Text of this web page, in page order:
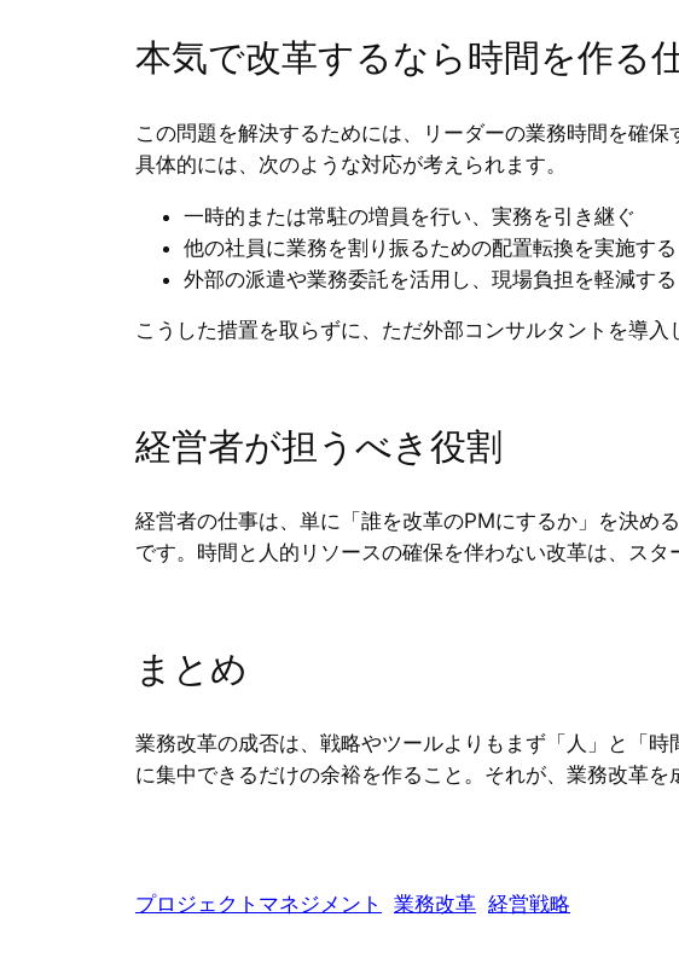
本気で改革するなら時間を作る
この問題を解決するためには、リーダーの業務時間を確保
具体的には、次のような対応が考えられます。
一時的または常駐の増員を行い、実務を引き継ぐ
他の社員に業務を割り振るための配置転換を実施する
外部の派遣や業務委託を活用し、現場負担を軽減する
こうした措置を取らずに、ただ外部コンサルタントを導
経営者が担うべき役割
経営者の仕事は、単に「誰を改革のPMにするか」を決め
です。時間と人的リソースの確保を伴わない改革は、ス
まとめ
業務改革の成否は、戦略やツールよりもまず「人」と「
に集中できるだけの余裕を作ること。それが、業務改革を
プロジェクトマネジメント 業務改革 経営戦略